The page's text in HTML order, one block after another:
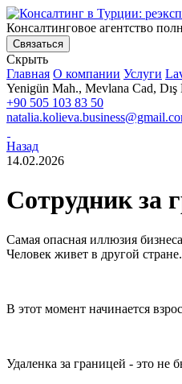
Консалтинговое агентство
Связаться
Скрыть
Главная О компании Услуги
Yenigün Mah., Mevlana Cad,
+90 505 103 83 50
Назад
14.02.2026
Сотрудник за
Самая опасная иллюзия
Человек живет в другой
В этот момент начинается
Удаленка за границей - это